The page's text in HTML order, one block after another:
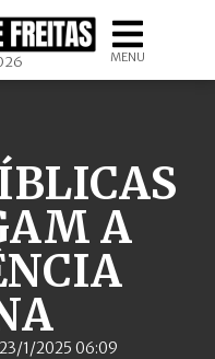
MENU
A
23/1/2025 06:09